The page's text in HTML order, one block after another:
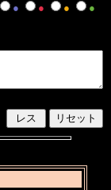
● ● ●
●